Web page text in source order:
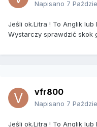
Napisano 7
Jeśli ok.Litra ! To Anglik lub
Wystarczy sprawdzić skok
vfr800
Napisano 7
Jeśli ok.Litra ! To Anglik lub